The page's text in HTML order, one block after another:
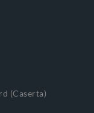
(Caserta)